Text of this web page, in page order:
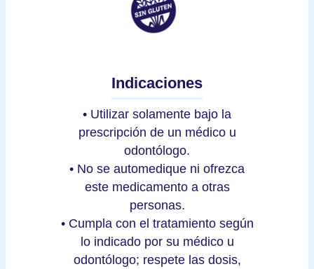
Indicaciones
• Utilizar solamente bajo la
prescripción de un médico u
odontólogo.
• No se automedique ni ofrezca
este medicamento a otras
personas.
• Cumpla con el tratamiento según
lo indicado por su médico u
odontólogo; respete las dosis,